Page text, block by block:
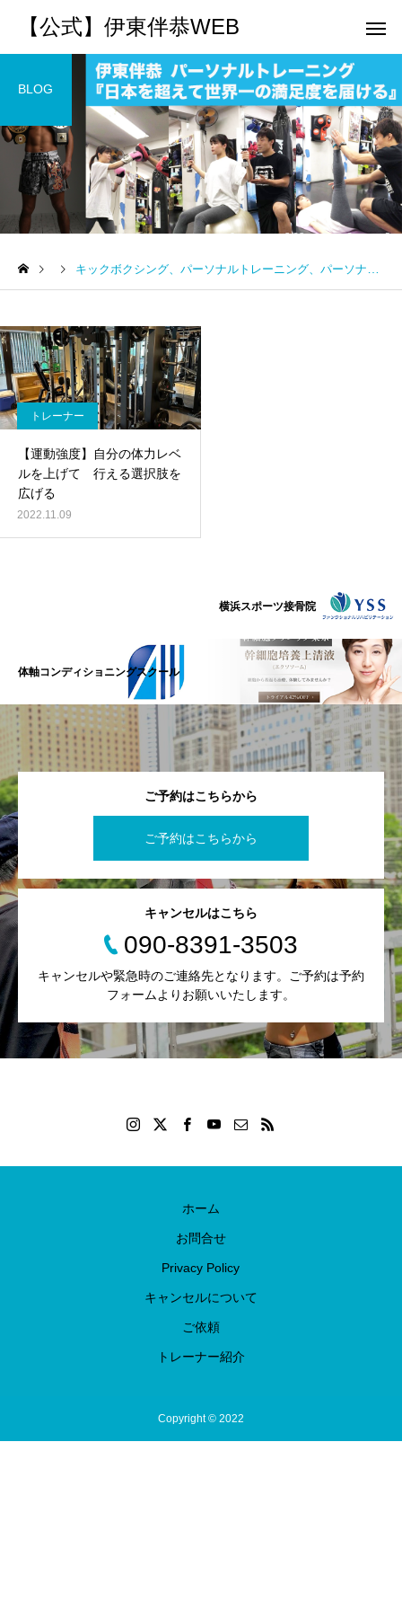
【公式】伊東伴恭WEB
トレーナーとして 個別トレー
パーソナルトレーニ
キックボクシングで本当に
が消費カロリーと週の回数
で答えます
パーソナルトレーニ
パーソナルトレーナー
BLOG
キックボクシング、パーソナルトレーニング、パーソナルトレーナー
トレーナー
【運動強度】自分の体力レベ
ルを上げて 行える選択肢を
広げる
2022.11.09
横浜スポーツ接骨院
体軸コンディショニングスクール
ご予約はこちらから
ご予約はこちらから
キャンセルはこちら
090-8391-3503
キャンセルや緊急時のご連絡先となります。ご予約は予約
フォームよりお願いいたします。
ホーム
お問合せ
Privacy Policy
キャンセルについて
ご依頼
トレーナー紹介
Copyright © 2022